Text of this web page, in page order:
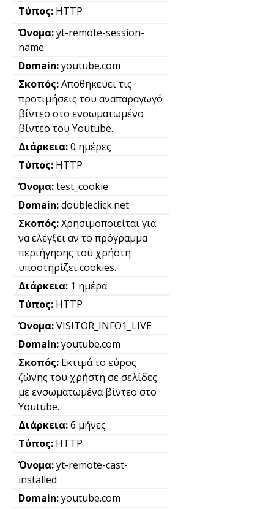
HTTP
yt-remote-session-
name
youtube.com
Αποθηκεύει τις
προτιμήσεις του αναπαραγωγό
βίντεο στο ενσωματωμένο
βίντεο του Youtube.
0 ημέρες
HTTP
test_cookie
doubleclick.net
Χρησιμοποιείται για
να ελέγξει αν το πρόγραμμα
περιήγησης του χρήστη
υποστηρίζει cookies.
1 ημέρα
HTTP
VISITOR_INFO1_LIVE
youtube.com
Εκτιμά το εύρος
ζώνης του χρήστη σε σελίδες
με ενσωματωμένα βίντεο στο
Youtube.
6 μήνες
HTTP
yt-remote-cast-
installed
youtube.com